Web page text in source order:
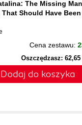
The Missing
Should Have
Cena zestawu:
Oszczędzasz: 62,65
Dodaj do koszyka